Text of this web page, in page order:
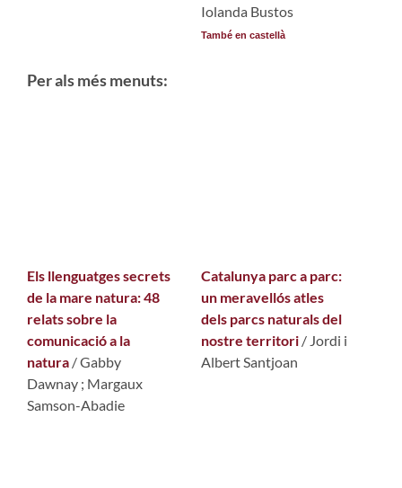
Iolanda Bustos
També en castellà
Per als més menuts:
Els llenguatges secrets
de la mare natura: 48
relats sobre la
comunicació a la
natura / Gabby
Dawnay ; Margaux
Samson-Abadie
Catalunya parc a parc:
un meravellós atles
dels parcs naturals del
nostre territori / Jordi i
Albert Santjoan